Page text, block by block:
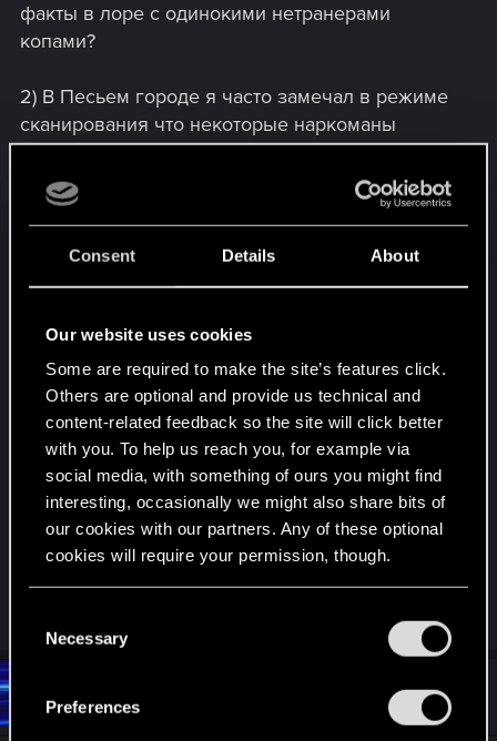
Consent Details About
Our website uses cookies
Some are required to make the site’s features click.
Others are optional and provide us technical and
content-related feedback so the site will click better
with you. To help us reach you, for example via
social media, with something of ours you might find
interesting, occasionally we might also share bits of
our cookies with our partners. Any of these optional
cookies will require your permission, though.
and tweak your preferences regarding them in the
Necessary
Preferences
факты в лоре с одинокими нетранерами
копами?
2) В Песьем городе я часто замечал в режиме
сканирования что некоторые наркоманы
подсвечиваются как враги. Да я знаю о кибер-
наркоманах на подобии кибер психов. Я сейчас
не о них. Я такие наркоманы которые похожи
сканирования они никак не выделяются из
толпы. Но если к ним подойти, они начинают
одни, что они за нами придут. При это
постоянно наровят подойти впритык к
главному герою.
Такие наркоманов в песьм городе я насчитал
порядка 20 штук... Может их еще больше. Есть
ли про этих персоонажей какие-то активности
или факты?
Буду очень благодарен за ответ.
May 11, 2026